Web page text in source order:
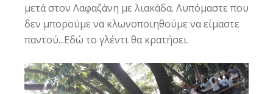
μετά στον Λαφαζάνη με λιακάδα. Λυπόμαστε που
δεν μπορούμε να κλωνοποιηθούμε να είμαστε
παντού...Εδώ το γλέντι θα κρατήσει.